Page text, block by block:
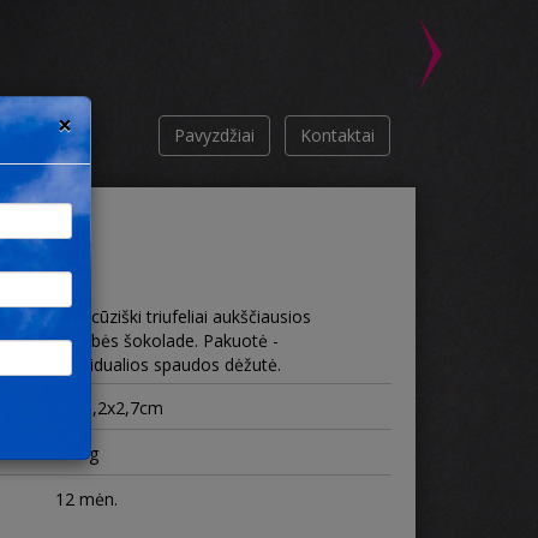
Pavyzdžiai Kontaktai
Prancūziški triufeliai aukščiausios
kokybės šokolade. Pakuotė -
individualios spaudos dėžutė.
17х9,2х2,7cm
100 g
12 mėn.
×